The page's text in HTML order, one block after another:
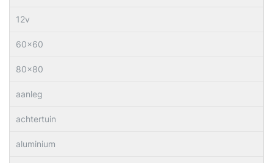
12v
60×60
80×80
aanleg
achtertuin
aluminium